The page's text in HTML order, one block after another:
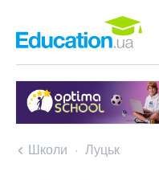
Школи Луцьк